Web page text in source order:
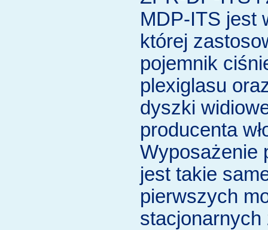
MDP-ITS jest
której
pojemnik
plexiglasu
dyszki
producenta
Wyposażenie
jest takie
pierwszych
stacjonarnych